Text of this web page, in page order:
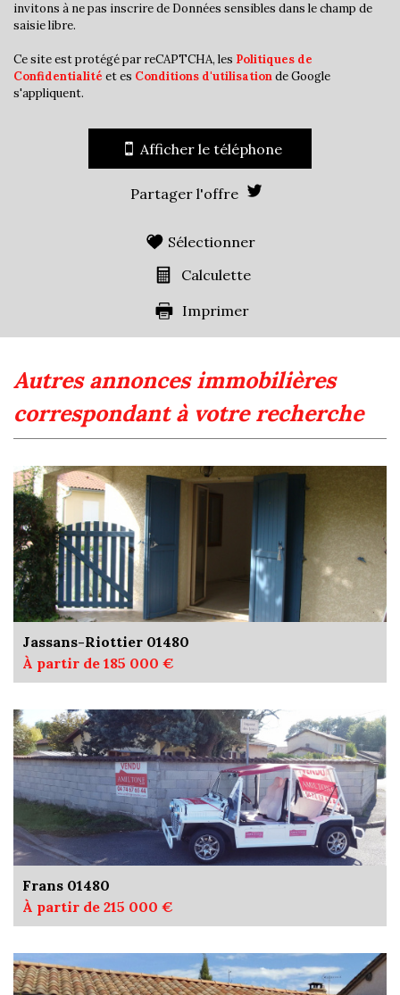
Maisons
90,02 %
Familles avec 3 enfants
invitons à ne pas inscrire de Données sensibles dans le champ de
saisie libre.
Ce site est protégé par reCAPTCHA, les Politiques de
Confidentialité et es Conditions d'utilisationde Google
s'appliquent.
Afficher le téléphone
Partager l'offre
Sélectionner
Calculette
Imprimer
autres annonces immobilières
correspondant à votre recherche
Jassans-Riottier 01480
À partir de 185 000 €
Frans 01480
À partir de 215 000 €